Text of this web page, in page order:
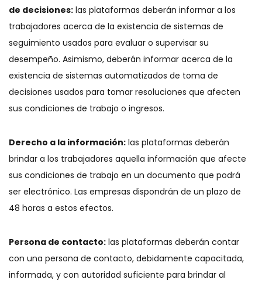
de decisiones: las plataformas deberán informar a los
trabajadores acerca de la existencia de sistemas de
seguimiento usados para evaluar o supervisar su
desempeño. Asimismo, deberán informar acerca de la
existencia de sistemas automatizados de toma de
decisiones usados para tomar resoluciones que afecten
sus condiciones de trabajo o ingresos.
Derecho a la información: las plataformas deberán
brindar a los trabajadores aquella información que afecte
sus condiciones de trabajo en un documento que podrá
ser electrónico. Las empresas dispondrán de un plazo de
48 horas a estos efectos.
Persona de contacto: las plataformas deberán contar
con una persona de contacto, debidamente capacitada,
informada, y con autoridad suficiente para brindar al